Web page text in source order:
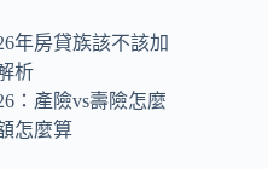
年房貸族該不該加
析
：產險vs壽險怎麼
怎麼算